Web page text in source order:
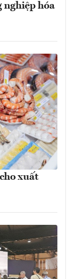
nghiệp hóa
xuất